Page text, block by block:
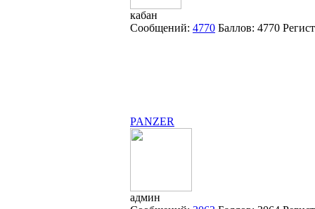
кабан
Сообщений: 4770 Баллов: 4770
PANZER
админ